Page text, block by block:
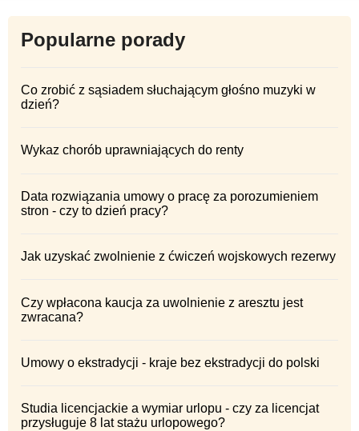
Popularne porady
Co zrobić z sąsiadem słuchającym głośno muzyki w
dzień?
Wykaz chorób uprawniających do renty
Data rozwiązania umowy o pracę za porozumieniem
stron - czy to dzień pracy?
Jak uzyskać zwolnienie z ćwiczeń wojskowych rezerwy
Czy wpłacona kaucja za uwolnienie z aresztu jest
zwracana?
Umowy o ekstradycji - kraje bez ekstradycji do polski
Studia licencjackie a wymiar urlopu - czy za licencjat
przysługuje 8 lat stażu urlopowego?